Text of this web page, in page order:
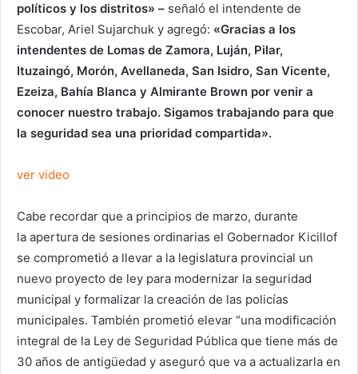
políticos y los distritos» – señaló el intendente de
Escobar, Ariel Sujarchuk y agregó: «Gracias a los
intendentes de Lomas de Zamora, Luján, Pilar,
Ituzaingó, Morón, Avellaneda, San Isidro, San Vicente,
Ezeiza, Bahía Blanca y Almirante Brown por venir a
conocer nuestro trabajo. Sigamos trabajando para que
la seguridad sea una prioridad compartida».
ver video
Cabe recordar que a principios de marzo, durante
la apertura de sesiones ordinarias el Gobernador Kicillof
se comprometió a llevar a la legislatura provincial un
nuevo proyecto de ley para modernizar la seguridad
municipal y formalizar la creación de las policías
municipales. También prometió elevar “una modificación
integral de la Ley de Seguridad Pública que tiene más de
30 años de antigüedad y aseguró que va a actualizarla en